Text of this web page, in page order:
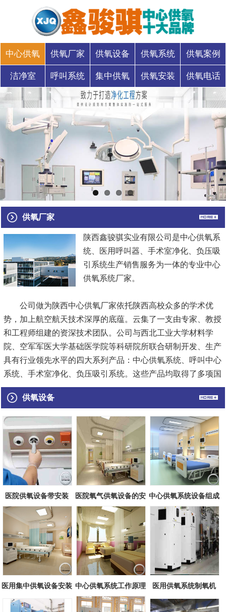
中心供氧 供氧厂家 供氧设备 供氧系统 供氧案例
洁净室 呼叫系统 集中供氧 供氧安装 供氧电话
供氧厂家
陕西鑫骏骐实业有限公司是中心供氧系
统、医用呼叫器、手术室净化、负压吸
引系统生产销售服务为一体的专业中心
供氧系统厂家。
公司做为陕西中心供氧厂家依托陕西高校众多的学术优
势，加上航空航天技术深厚的底蕴。云集了一支由专家、教授
和工程师组建的资深技术团队。公司与西北工业大学材料学
院、空军军医大学基础医学院等科研院所联合研制开发、生产
具有行业领先水平的四大系列产品：中心供氧系统、呼叫中心
系统、手术室净化、负压吸引系统。这些产品均取得了多项国
家专利，填补了国内外市场的空白.极大满足了临床需求，为
护理行业提供了专业实用的解决方案，受到了众多使用单位的
好评与青...[查看详情]
供氧设备
医院供氧设备带安装
医院氧气供氧设备的安
全性
中心供氧系统设备组成
医用集中供氧设备安装
方案
中心供氧系统工作原理 医用供氧系统制氧机